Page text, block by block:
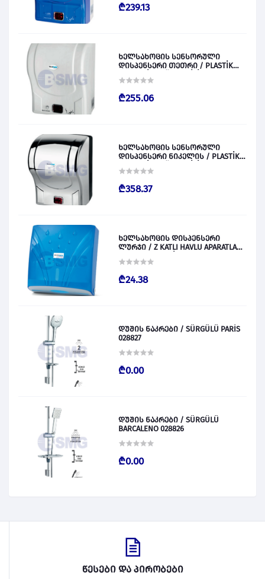
₾239.13
ხელსახოცის სენსორული
დისპენსერი თეთრი / PLASTİK
028829
₾255.06
ხელსახოცის სენსორული
დისპენსერი ნიკელის / PLASTİK
028830
₾358.37
ხელსახოცის დისპენსერი
ლურჯი / Z KATLI HAVLU APARATLARI
₾24.38
დუშის ნაკრები / SÜRGÜLÜ PARİS
028827
₾0.00
დუშის ნაკრები / SÜRGÜLÜ
BARCALENO 028826
₾0.00
წესები და პირობები